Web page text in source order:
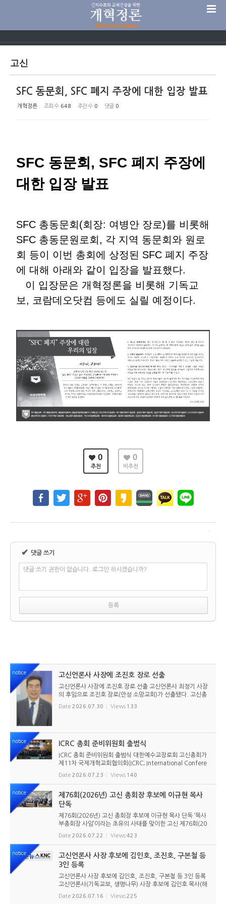
고신
SFC 동문회, SFC 폐지 주장에 대한 입장 발표
개혁정론 조회 수 648 추천 수 0 댓글 0
SFC 동문회, SFC 폐지 주장에
대한 입장 발표
SFC 총동문회(회장: 여병안 장로)를 비롯해
SFC 총동문원로회, 각 지역 동문회와 원로
회 등이 이번 총회에 상정된 SFC 폐지 주장
에 대해 아래와 같이 입장을 발표했다.
이 입장문은 개혁정론을 비롯해 기독교
보, 코람데오닷컴 등에도 실릴 예정이다.
0
추천
0
비추천
✔ 댓글 쓰기
댓글 쓰기 권한이 없습니다. 로그인 하시겠습니까?
notice 고신언론사 사장에 조진호 장로 선출
고신언론사 사장에 조진호 장로 선출 고신언론사 최정기 사장
의 후임으로 조진호 장로(안성 소망교회)가 선출됐다. 고신총
회 유지재단 이사회는 2026년 7월 30일(목) 오전 11시 고신
총회회관 3층에서 임시이사회를 열고, 조진호 장로를 차기 사
Date 2026.07.30 Views 133
notice ICRC 총회 준비위원회 출범식
ICRC 총회 준비위원회 출범식 대한예수교장로회 고신총회가
제11차 국제개혁교회협의회(ICRC; International Confere
nce of Reformed Churches) 총회를 앞두고 본격적인 준비
에 들어갔다. 2026년 7월 20일 서울 남서울교회에서 ‘ICRC
Date 2026.07.23 Views 140
notice
제76회(2026년) 고신 총회장 후보에 이규현 목사
단독
제76회(2026년) 고신 총회장 후보에 이규현 목사 단독 ‘목사
부총회장 사임’이라는 초유의 사태를 맞이한 고신 제76회(20
26년) 총회장 후보에 이규현 목사(인천노회) 단독으로 입후보
했다. 6월 9일 경남마산노회의 추천을 받아 입후보했던 강영
Date 2026.07.22 Views423
notice
고신언론사 사장 후보에 김인호, 조진호, 구본철 등
3인 등록
고신언론사 사장 후보에 김인호, 조진호, 구본철 등 3인 등록
고신언론사(기독교보, 생명나무) 사장 후보에 김인호 목사(해
오름교회), 조진호 장로(소망교회), 구본철 장로(남서울교회)
가 등록했다. 당초 김희종 목사(유호교회)도 거론되었으나 최
Date 2026.07.16 Views225
Sketchbook5, 스케치북5
Sketchbook5, 스케치북5